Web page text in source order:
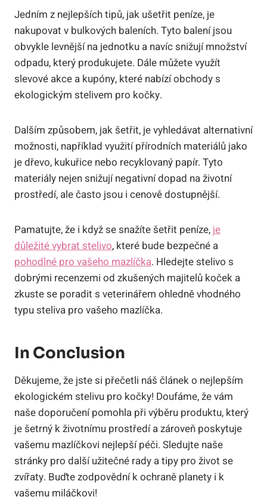
Jedním z nejlepších tipů, jak ušetřit peníze, je
nakupovat v bulkových baleních. Tyto balení jsou
obvykle levnější na jednotku a navíc snižují množství
odpadu, který produkujete. Dále můžete využít
slevové akce a kupóny, které nabízí obchody s
ekologickým stelivem pro kočky.
Dalším způsobem, jak šetřit, je vyhledávat alternativní
možnosti, například využití přírodních materiálů jako
je dřevo, kukuřice nebo recyklovaný papír. Tyto
materiály nejen snižují negativní dopad na životní
prostředí, ale často jsou i cenově dostupnější.
Pamatujte, že i když se snažíte šetřit peníze, je
důležité vybrat stelivo, které bude bezpečné a
pohodlné pro vašeho mazlíčka. Hledejte stelivo s
dobrými recenzemi od zkušených majitelů koček a
zkuste se poradit s veterinářem ohledně vhodného
typu steliva pro vašeho mazlíčka.
In Conclusion
Děkujeme, že jste si přečetli náš článek o nejlepším
ekologickém stelivu pro kočky! Doufáme, že vám
naše doporučení pomohla při výběru produktu, který
je šetrný k životnímu prostředí a zároveň poskytuje
vašemu mazlíčkovi nejlepší péči. Sledujte naše
stránky pro další užitečné rady a tipy pro život se
zvířaty. Buďte zodpovědní k ochraně planety i k
vašemu miláčkovi!